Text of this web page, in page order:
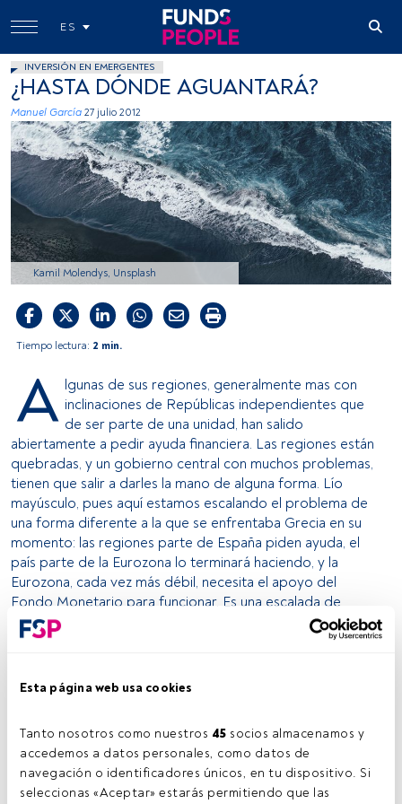
Esta página web usa cookies
Tanto nosotros como nuestros 45 socios almacenamos y
accedemos a datos personales, como datos de
navegación o identificadores únicos, en tu dispositivo. Si
seleccionas «Aceptar» estarás permitiendo que las
ES
INVERSIÓN EN EMERGENTES
¿HASTA DÓNDE AGUANTARÁ?
Manuel García 27 julio 2012
Kamil Molendys, Unsplash
Tiempo lectura: 2 min.
A lgunas de sus regiones, generalmente mas con
inclinaciones de Repúblicas independientes que
de ser parte de una unidad, han salido
abiertamente a pedir ayuda financiera. Las regiones están
quebradas, y un gobierno central con muchos problemas,
tienen que salir a darles la mano de alguna forma. Lío
mayúsculo, pues aquí estamos escalando el problema de
una forma diferente a la que se enfrentaba Grecia en su
momento: las regiones parte de España piden ayuda, el
país parte de la Eurozona lo terminará haciendo, y la
Eurozona, cada vez más débil, necesita el apoyo del
Fondo Monetario para funcionar. Es una escalada de
problemas que crean el reto adicional de que el Gobierno
de Madrid deberá obligar a los gobiernos regionales,
que Europa obliga a España a ajustarse como un todo.
todo lo que sea necesario para defender la moneda única,
la verdad es que eso poco ayuda a los países con
problemas fiscales a mediano plazo. El BCE, como
cualquier banco central, tiene la fuerte limitación de que